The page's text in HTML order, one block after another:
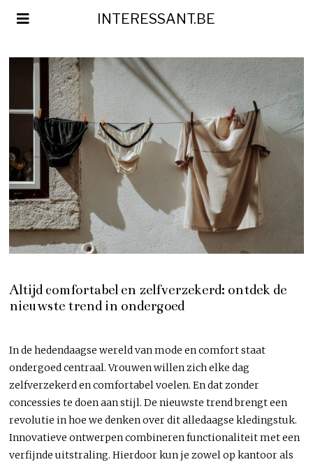
INTERESSANT.BE
Altijd comfortabel en zelfverzekerd: ontdek de
nieuwste trend in ondergoed
In de hedendaagse wereld van mode en comfort staat
ondergoed centraal. Vrouwen willen zich elke dag
zelfverzekerd en comfortabel voelen. En dat zonder
concessies te doen aan stijl. De nieuwste trend brengt een
revolutie in hoe we denken over dit alledaagse kledingstuk.
Innovatieve ontwerpen combineren functionaliteit met een
verfijnde uitstraling. Hierdoor kun je zowel op kantoor als